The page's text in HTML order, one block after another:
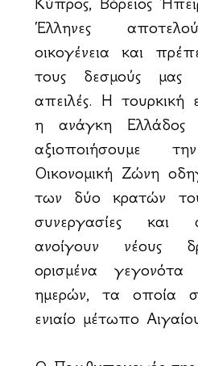
Έλληνες
οικογένεια και
τους δεσμούς μας
απειλές. Η τουρκική
η ανάγκη
αξιοποιήσουμε
Οικονομική Ζώνη
των δύο κρατών
συνεργασίες και
ανοίγουν νέους
ορισμένα
ημερών, τα οποία
ενιαίο μέτωπο